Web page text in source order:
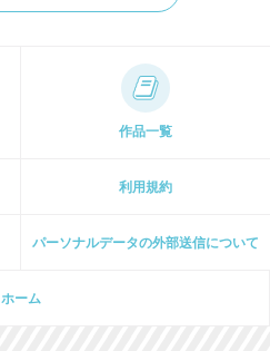
作品一覧
利用規約
パーソナルデータの外部送信について
ホーム